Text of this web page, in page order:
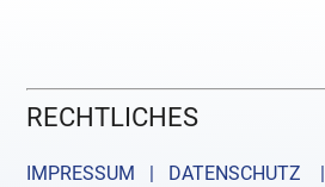
RECHTLICHES
IMPRESSUM | DATENSCHUTZ |